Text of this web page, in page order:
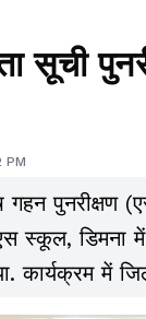
सूची
PM
गहन
स्कूल, डिमना
कार्यक्रम में